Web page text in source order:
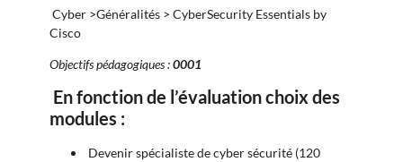
Cyber >Généralités > CyberSecurity Essentials by
Cisco
Objectifs pédagogiques :0001
En fonction de l’évaluation choix des
modules :
Devenir spécialiste de cyber sécurité (120